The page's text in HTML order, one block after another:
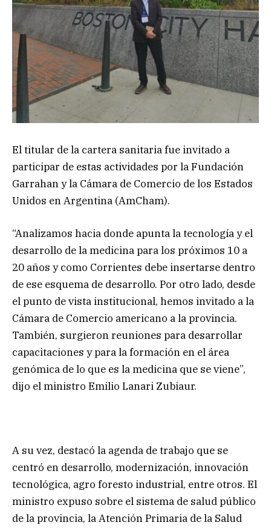
El titular de la cartera sanitaria fue invitado a
participar de estas actividades por la Fundación
Garrahan y la Cámara de Comercio de los Estados
Unidos en Argentina (AmCham).
“Analizamos hacia donde apunta la tecnología y el
desarrollo de la medicina para los próximos 10 a
20 años y como Corrientes debe insertarse dentro
de ese esquema de desarrollo. Por otro lado, desde
el punto de vista institucional, hemos invitado a la
Cámara de Comercio americano a la provincia.
También, surgieron reuniones para desarrollar
capacitaciones y para la formación en el área
genómica de lo que es la medicina que se viene”,
dijo el ministro Emilio Lanari Zubiaur.
A su vez, destacó la agenda de trabajo que se
centró en desarrollo, modernización, innovación
tecnológica, agro foresto industrial, entre otros. El
ministro expuso sobre el sistema de salud público
de la provincia, la Atención Primaria de la Salud